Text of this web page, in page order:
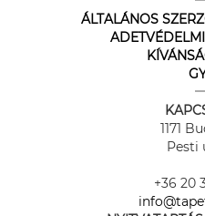
ÁLTALÁNOS
1171
Pesti
+36 20